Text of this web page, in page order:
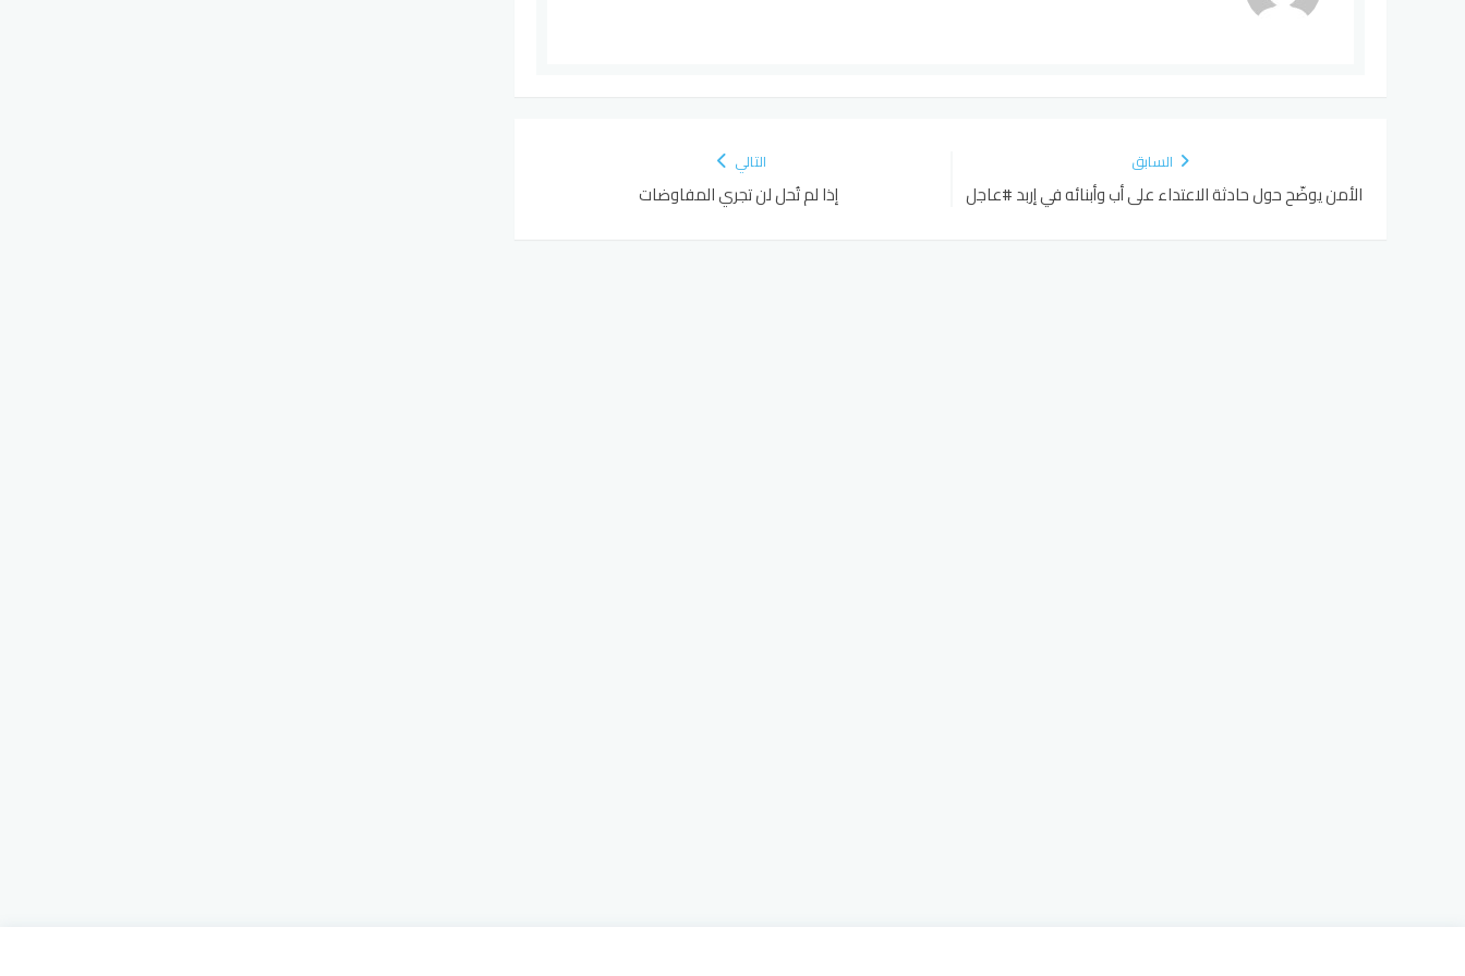
السابق
الأمن يوضّح حول حادثة الاعتداء على أب وأبنائه في إربد #عاجل
التالي
إذا لم تُحل لن تجري المفاوضات